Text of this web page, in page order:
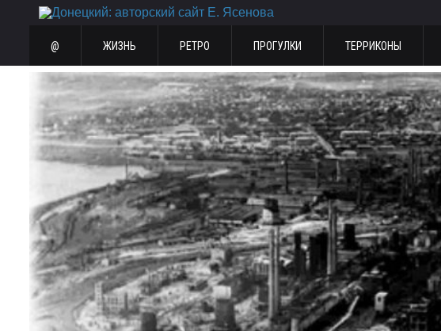
@ ЖИЗНЬ РЕТРО ПРОГУЛКИ ТЕРРИКОНЫ